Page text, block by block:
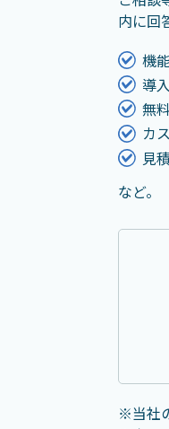
内に回
機
導
無
カ
見
など。
※当社